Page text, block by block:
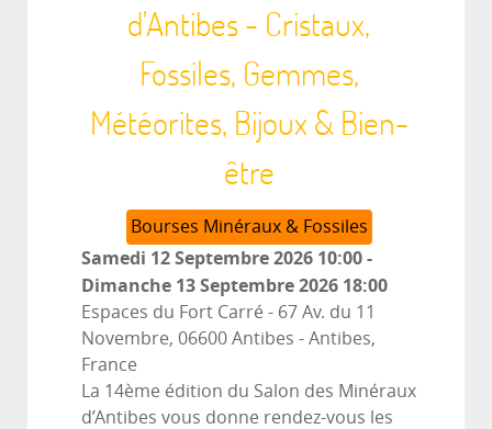
d'Antibes - Cristaux,
Fossiles, Gemmes,
Météorites, Bijoux & Bien-
être
Bourses Minéraux & Fossiles
Samedi 12 Septembre 2026 10:00-
Dimanche 13 Septembre 2026 18:00
Espaces du Fort Carré - 67 Av. du 11
Novembre, 06600 Antibes - Antibes,
France
La 14ème édition du Salon des Minéraux
d’Antibes vous donne rendez-vous les